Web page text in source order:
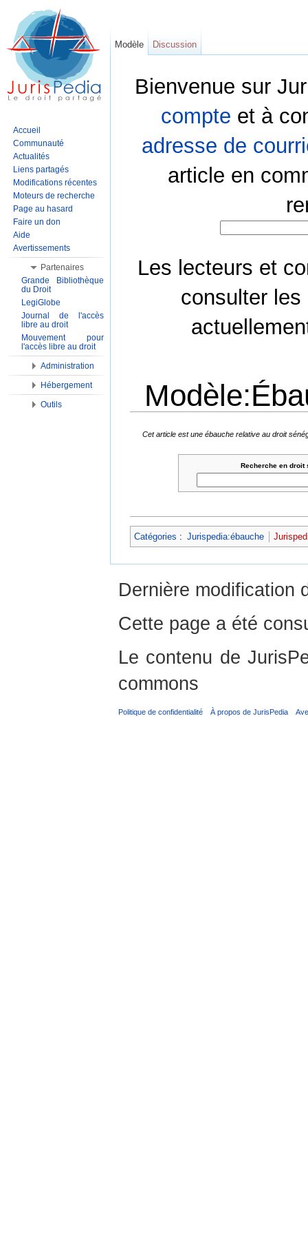
Bienvenue sur
compte et à
adresse de
article en
Les lecteurs et
consulter les
Cet article est une ébauche relative au droit
Recherche en droit
Catégories : Jurispedia:ébauche
Modèle Discussion
Accueil
Communauté
Actualités
Liens partagés
Modifications récentes
Moteurs de recherche
Page au hasard
Faire un don
Aide
Avertissements
Partenaires
Grande Bibliothèque
du Droit
LegiGlobe
Journal de l'accès
libre au droit
Mouvement pour
l'accès libre au droit
Administration
Hébergement
Outils
Dernière modification
Cette page a été
Le contenu de
commons
Politique de confidentialité À propos de JurisPedia